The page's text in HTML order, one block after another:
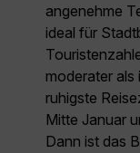
angenehme
ideal für
moderater als
ruhigste
Mitte Januar
Dann ist das